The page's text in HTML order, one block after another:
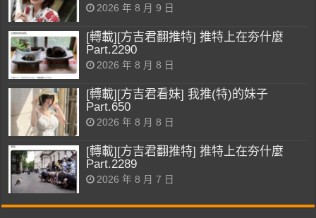
2026 年 8 月 9 日
[轉載][方吉君翻推特] 推特上在夯什麼
Part.2290
2026 年 8 月 8 日
[轉載][方吉君看妹] 我推(特)的妹子
Part.650
2026 年 8 月 8 日
[轉載][方吉君翻推特] 推特上在夯什麼
Part.2289
2026 年 8 月 7 日